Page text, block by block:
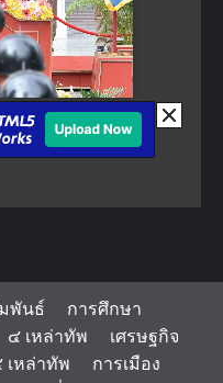
พันธ์
การศึกษา
๔ เหล่าทัพ
เศรษฐกิจ
เหล่าทัพ
การเมือง